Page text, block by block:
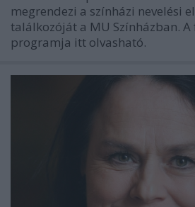
megrendezi a színházi nevelési
találkozóját a MU Színházban. A
programja itt olvasható.